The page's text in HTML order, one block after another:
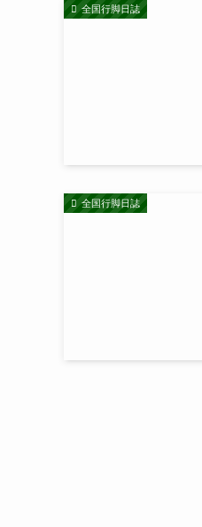
全国行脚日誌
全国行脚日誌